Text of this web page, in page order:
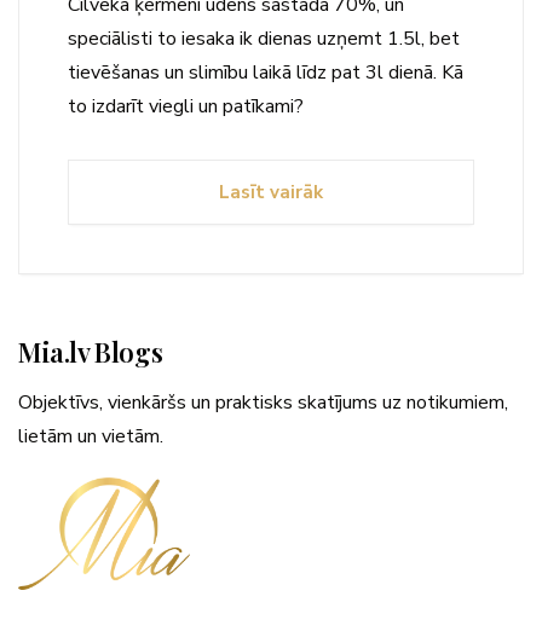
speciālisti to iesaka ik dienas uzņemt 1.5l, bet
tievēšanas un slimību laikā līdz pat 3l dienā. Kā
to izdarīt viegli un patīkami?
Lasīt vairāk
Mia.lv Blogs
Objektīvs, vienkāršs un praktisks skatījums uz notikumiem,
lietām un vietām.